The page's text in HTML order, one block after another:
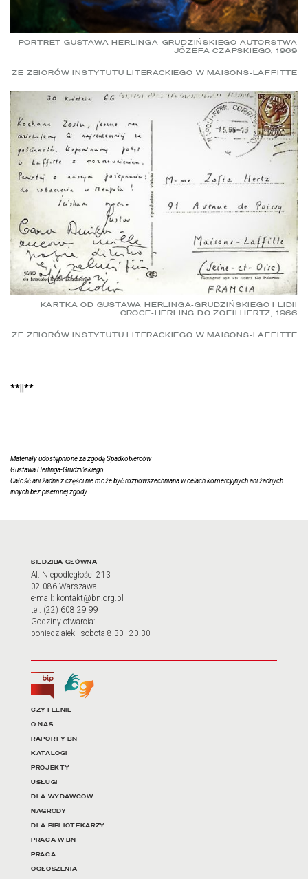
PORTRET GUSTAWA HERLINGA-GRUDZIŃSKIEGO AUTORSTWA
JÓZEFA CZAPSKIEGO, 1969
ZE ZBIORÓW INSTYTUTU LITERACKIEGO W MAISONS-LAFFITTE
KARTKA OD GUSTAWA HERLINGA-GRUDZIŃSKIEGO I LIDII
CROCE-HERLING DO ZOFII HERTZ, 1966
ZE ZBIORÓW INSTYTUTU LITERACKIEGO W MAISONS-LAFFITTE
**||**
Materiały udostępnione za zgodą Spadkobierców
Gustawa Herlinga-Grudzińskiego.
Całość ani żadna z części nie może być rozpowszechniana w celach komercyjnych ani żadnych
innych bez pisemnej zgody.
Adres oraz godziny
SIEDZIBA GŁÓWNA
Al. Niepodległości 213
02-086 Warszawa
e-mail: kontakt@bn.org.pl
tel. (22) 608 29 99
Godziny otwarcia:
poniedziałek–sobota 8.30–20.30
Biuletyn Informacji Publicznej
Tłumacz języka migowego
Linki do najważniejszych
CZYTELNIE
O NAS
RAPORTY BN
KATALOGI
PROJEKTY
USŁUGI
DLA WYDAWCÓW
NAGRODY
DLA BIBLIOTEKARZY
PRACA W BN
PRACA
OGŁOSZENIA